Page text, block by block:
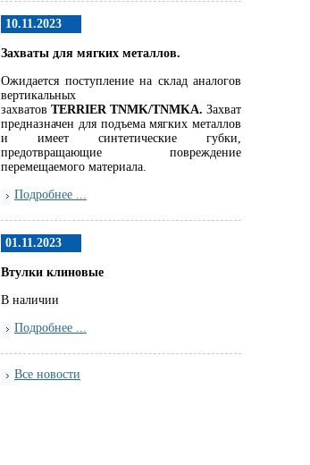
10.11.2023
Захваты для мягких металлов.
Ожидается поступление на склад аналогов
вертикальных
захватов TERRIERTNMK/TNMKA. Захват
предназначен для подъема мягких металлов
и имеет синтетические губки,
предотвращающие повреждение
перемещаемого материала.
Подробнее ...
01.11.2023
Втулки клиновые
В наличии
Подробнее ...
Все новости